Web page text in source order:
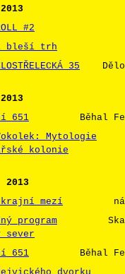
#2
bleší trh
35
Běhal
651
Mytologie
kolonie
krajní mezí
program
sever
Běhal
651